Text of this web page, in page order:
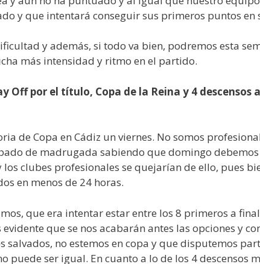
y que intentará conseguir sus primeros puntos en
y además, si todo va bien, podremos esta
más intensidad y ritmo en el partido.
por el título, Copa de la Reina y 4 descensos
de Copa en Cádiz un viernes. No somos
de madrugada sabiendo que domingo
clubes profesionales se quejarían de ello, pues
en menos de 24 horas.
que era intentar estar entre los 8 primeros a
que se nos acabarán antes las opciones y
no estemos en copa y que disputemos
ser igual. En cuanto a lo de los 4 descensos